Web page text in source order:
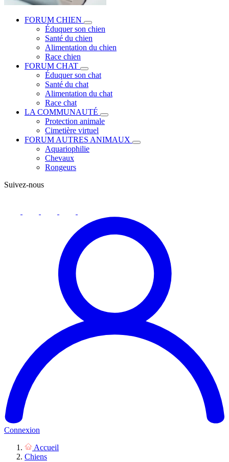
FORUM CHIEN
Éduquer son chien
Santé du chien
Alimentation du chien
Race chien
FORUM CHAT
Éduquer son chat
Santé du chat
Alimentation du chat
Race chat
LA COMMUNAUTÉ
Protection animale
Cimetière virtuel
FORUM AUTRES ANIMAUX
Aquariophilie
Chevaux
Rongeurs
Suivez-nous
Connexion
Accueil
Chiens